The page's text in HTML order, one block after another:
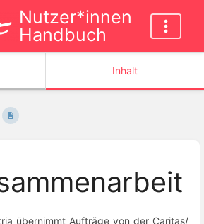
Nutzer*innen
Handbuch
Inhalt
übernimmt Aufträge von der Caritas/